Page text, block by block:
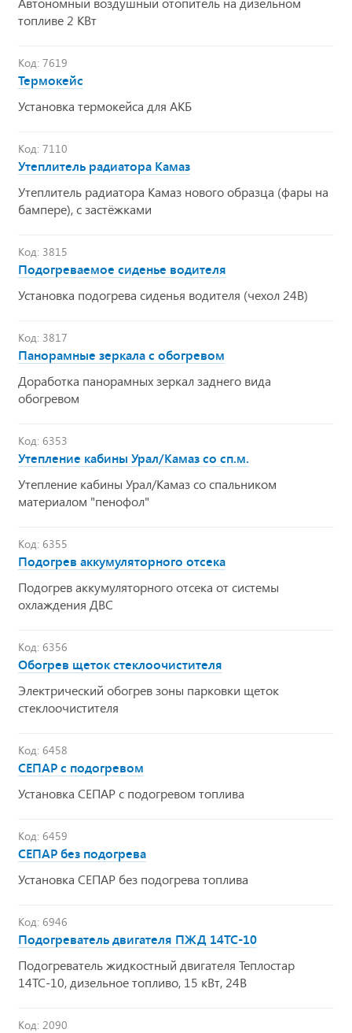
топливе 2 КВт
Код: 7619
Термокейс
Установка термокейса для АКБ
Код: 7110
Утеплитель радиатора Камаз
Утеплитель радиатора Камаз нового образца (фары на
бампере), с застёжками
Код: 3815
Подогреваемое сиденье водителя
Установка подогрева сиденья водителя (чехол 24В)
Код: 3817
Панорамные зеркала с обогревом
Доработка панорамных зеркал заднего вида
обогревом
Код: 6353
Утепление кабины Урал/Камаз со сп.м.
Утепление кабины Урал/Камаз со спальником
материалом "пенофол"
Код: 6355
Подогрев аккумуляторного отсека
Подогрев аккумуляторного отсека от системы
охлаждения ДВС
Код: 6356
Обогрев щеток стеклоочистителя
Электрический обогрев зоны парковки щеток
стеклоочистителя
Код: 6458
СЕПАР с подогревом
Установка СЕПАР с подогревом топлива
Код: 6459
СЕПАР без подогрева
Установка СЕПАР без подогрева топлива
Код: 6946
Подогреватель двигателя ПЖД 14ТС-10
Подогреватель жидкостный двигателя Теплостар
14ТС-10, дизельное топливо, 15 кВт, 24В
Код: 2090